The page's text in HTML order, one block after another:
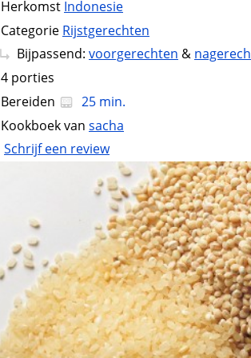
Herkomst Indonesie
Categorie Rijstgerechten
Bijpassend: voorgerechten &
4 porties
Bereiden
25 min.
Kookboek van sacha
Schrijf een review